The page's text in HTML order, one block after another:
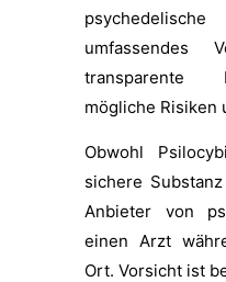
umfassendes
transparente
mögliche Risiken
Obwohl
sichere
Anbieter von
einen Arzt
Ort. Vorsicht ist